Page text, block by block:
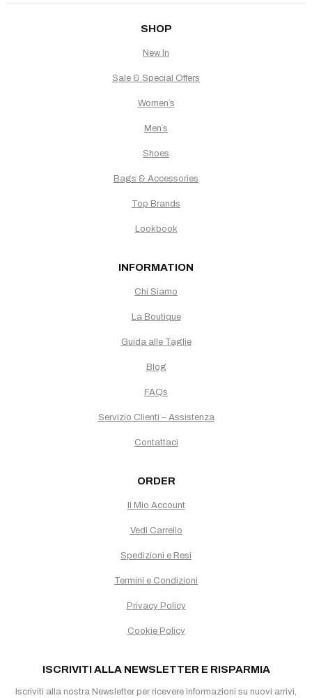
SHOP
New In
Sale & Special Offers
Women`s
Men`s
Shoes
Bags & Accessories
Top Brands
Lookbook
INFORMATION
Chi Siamo
La Boutique
Guida alle Taglie
Blog
FAQs
Servizio Clienti – Assistenza
Contattaci
ORDER
Il Mio Account
Vedi Carrello
Spedizioni e Resi
Termini e Condizioni
Privacy Policy
Cookie Policy
ISCRIVITI ALLA NEWSLETTER E RISPARMIA
Iscriviti alla nostra Newsletter per ricevere informazioni su nuovi arrivi,